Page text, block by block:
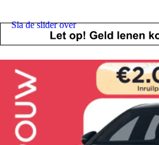
Sla de slider over